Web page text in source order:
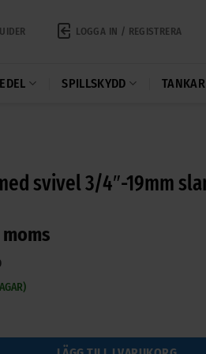
LOGGA IN / REGISTRERA
SPILLSKYDD TANKAR
svivel 3/4″-19mm